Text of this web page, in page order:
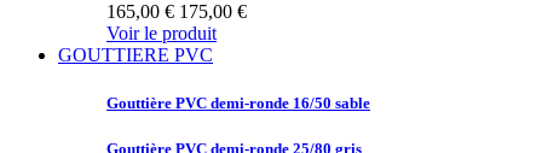
165,00 € 175,00 €
Voir le produit
GOUTTIERE PVC
Gouttière PVC demi-ronde 16/50 sable
Gouttière PVC demi-ronde 25/80 gris